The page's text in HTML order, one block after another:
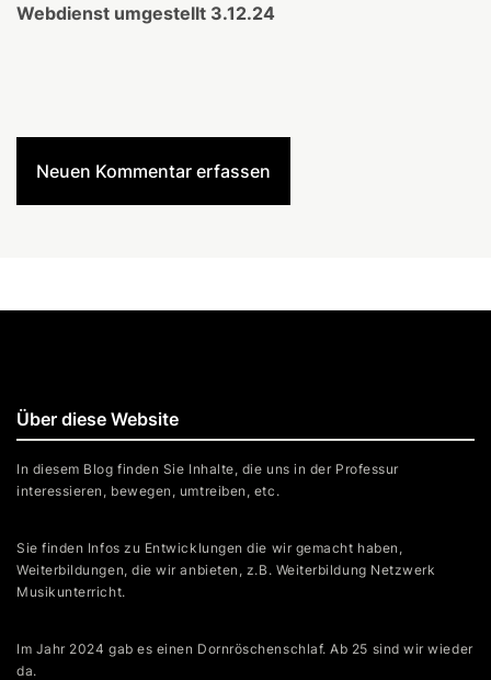
Webdienst umgestellt 3.12.24
Neuen Kommentar erfassen
Über diese Website
In diesem Blog finden Sie Inhalte, die uns in der Professur
interessieren, bewegen, umtreiben, etc.
Sie finden Infos zu Entwicklungen die wir gemacht haben,
Weiterbildungen, die wir anbieten, z.B. Weiterbildung Netzwerk
Musikunterricht.
Im Jahr 2024 gab es einen Dornröschenschlaf. Ab 25 sind wir wieder
da.